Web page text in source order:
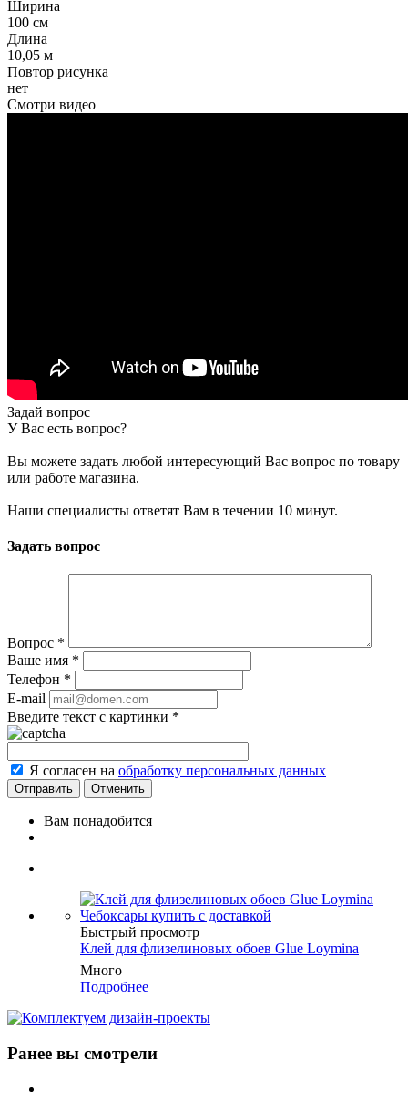
Ширина
100 см
Длина
10,05 м
Повтор рисунка
нет
Смотри видео
Задай вопрос
У Вас есть вопрос?
Вы можете задать любой интересующий Вас вопрос по товару
или работе магазина.
Наши специалисты ответят Вам в течении 10 минут.
Задать вопрос
Вопрос *
Ваше имя *
Телефон *
E-mail
Введите текст с картинки *
Я согласен на обработку персональных данных
Отменить
Вам понадобится
Быстрый просмотр
Клей для флизелиновых обоев Glue Loymina
Много
Подробнее
Ранее вы смотрели